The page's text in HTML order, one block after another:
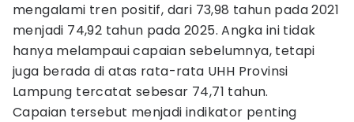
mengalami tren positif, dari 73,98 tahun pada 2021
menjadi 74,92 tahun pada 2025. Angka ini tidak
hanya melampaui capaian sebelumnya, tetapi
juga berada di atas rata-rata UHH Provinsi
Lampung tercatat sebesar 74,71 tahun.
Capaian tersebut menjadi indikator penting